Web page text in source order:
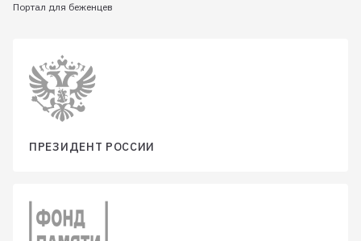
Портал для беженцев
ПРЕЗИДЕНТ РОССИИ